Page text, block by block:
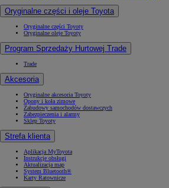
Oryginalne części i oleje Toyota
Oryginalne części Toyoty
Oryginalne oleje Toyoty
Program Sprzedaży Hurtowej Trade
Trade
Akcesoria
Oryginalne akcesoria Toyoty
Opony i koła zimowe
Zabudowy samochodów dostawczych
Zabezpieczenia i alarmy
Sklep Toyoty
Strefa klienta
Aplikacja MyToyota
Instrukcje obsługi
Aktualizacja map
System Bluetooth®
Karty Ratownicze